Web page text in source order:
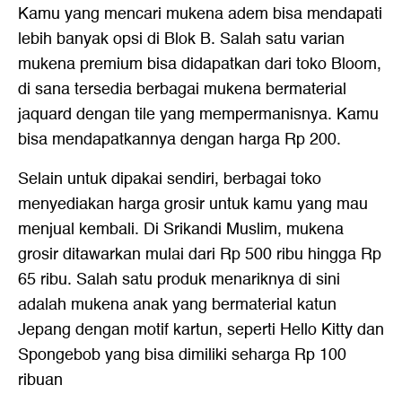
Kamu yang mencari mukena adem bisa mendapati
lebih banyak opsi di Blok B. Salah satu varian
mukena premium bisa didapatkan dari toko Bloom,
di sana tersedia berbagai mukena bermaterial
jaquard dengan tile yang mempermanisnya. Kamu
bisa mendapatkannya dengan harga Rp 200.
Selain untuk dipakai sendiri, berbagai toko
menyediakan harga grosir untuk kamu yang mau
menjual kembali. Di Srikandi Muslim, mukena
grosir ditawarkan mulai dari Rp 500 ribu hingga Rp
65 ribu. Salah satu produk menariknya di sini
adalah mukena anak yang bermaterial katun
Jepang dengan motif kartun, seperti Hello Kitty dan
Spongebob yang bisa dimiliki seharga Rp 100
ribuan